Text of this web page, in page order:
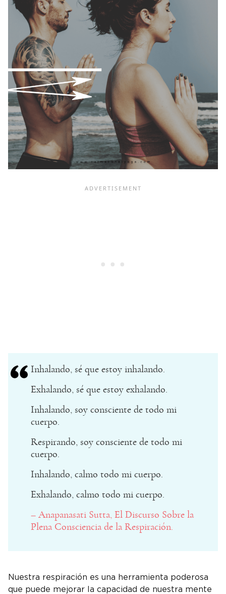
Inhalando, sé que estoy inhalando.
Exhalando, sé que estoy exhalando.
Inhalando, soy consciente de todo mi
cuerpo.
Respirando, soy consciente de todo mi
cuerpo.
Inhalando, calmo todo mi cuerpo.
Exhalando, calmo todo mi cuerpo.
– Anapanasati Sutta, El Discurso Sobre la
Plena Consciencia de la Respiración.
Nuestra respiración es una herramienta poderosa
que puede mejorar la capacidad de nuestra mente